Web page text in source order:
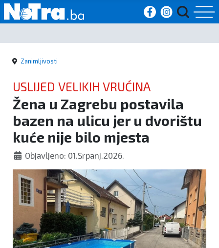
Početna
Vijesti
Sport
Kultura
Crna
kronika
Politika
Zanimljivosti
Zanimljivosti
USLIJED VELIKIH VRUĆINA
Žena u Zagrebu postavila
bazen na ulicu jer u dvorištu
kuće nije bilo mjesta
Objavljeno: 01.Srpanj.2026.